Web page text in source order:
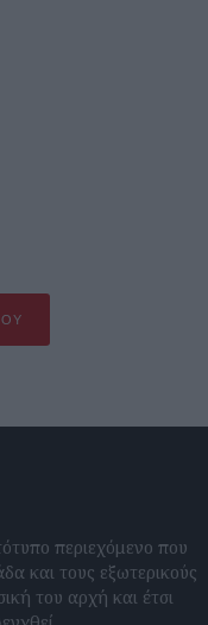
περιεχόμενο που
και τους εξωτερικούς
του αρχή και έτσι